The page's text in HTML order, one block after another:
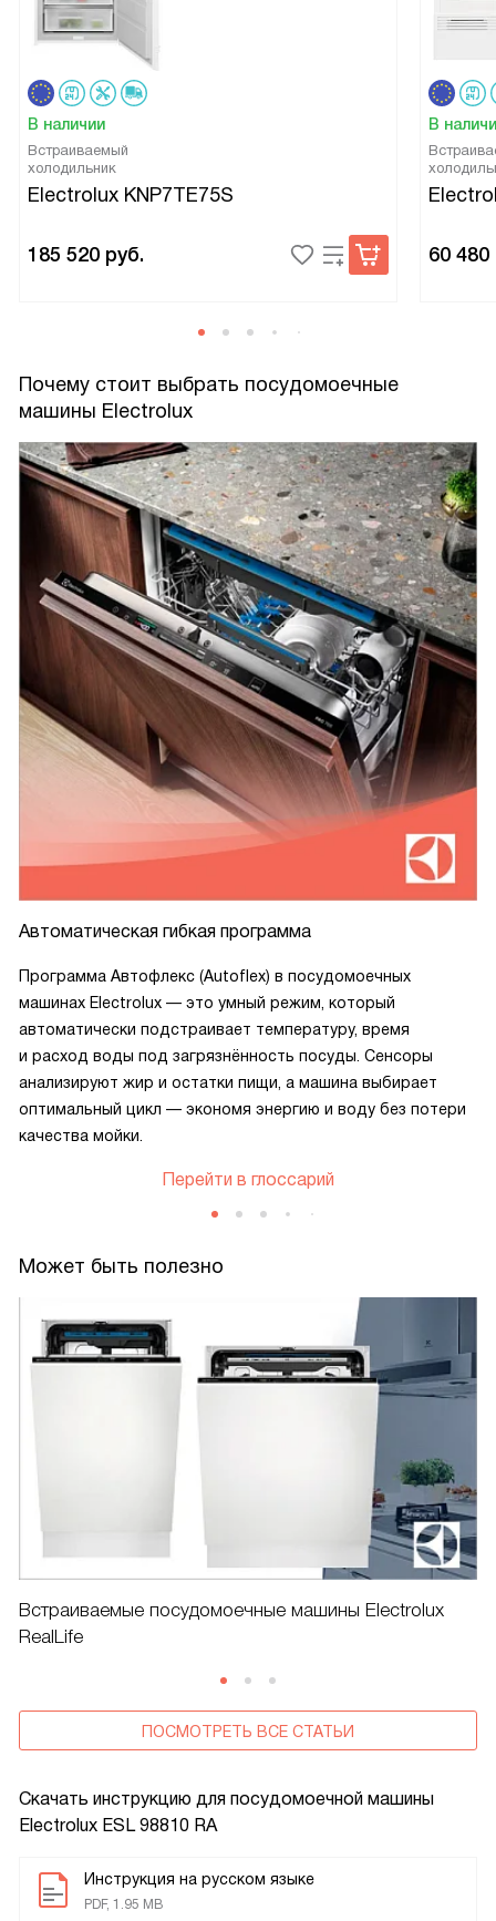
Скачать инструкцию для посудомоечной машины
Electrolux ESL 98810 RA
Инструкция на русском языке
PDF, 1.95 MB
В наличии
Встраиваемый
холодильник
Electrolux KNP7TE75S
185 520 руб.
В
60 480
Почему стоит выбрать посудомоечные
машины Electrolux
Автоматическая гибкая программа
Программа Автофлекс (Autoflex) в посудомоечных
машинах Electrolux — это умный режим, который
автоматически подстраивает температуру, время
и расход воды под загрязнённость посуды. Сенсоры
анализируют жир и остатки пищи, а машина выбирает
оптимальный цикл — экономя энергию и воду без потери
качества мойки.
Перейти в глоссарий
Может быть полезно
Встраиваемые посудомоечные машины Electrolux
RealLife
ПОСМОТРЕТЬ ВСЕ СТАТЬИ